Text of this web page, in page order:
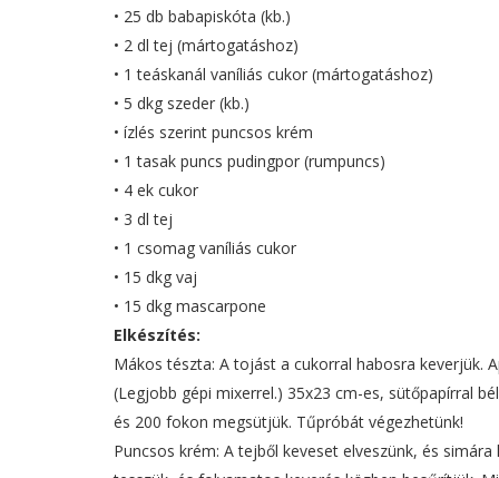
• 25 db babapiskóta (kb.)
• 2 dl tej (mártogatáshoz)
• 1 teáskanál vaníliás cukor (mártogatáshoz)
• 5 dkg szeder (kb.)
• ízlés szerint puncsos krém
• 1 tasak puncs pudingpor (rumpuncs)
• 4 ek cukor
• 3 dl tej
• 1 csomag vaníliás cukor
• 15 dkg vaj
• 15 dkg mascarpone
Elkészítés:
Mákos tészta: A tojást a cukorral habosra keverjük.
(Legjobb gépi mixerrel.) 35x23 cm-es, sütőpapírral
és 200 fokon megsütjük. Tűpróbát végezhetünk!
Puncsos krém: A tejből keveset elveszünk, és